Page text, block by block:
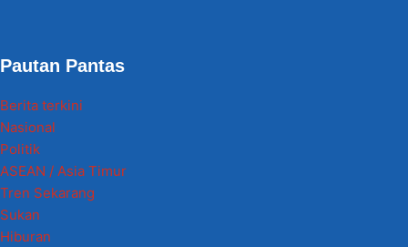
Pautan Pantas
Berita terkini
Nasional
Politik
ASEAN / Asia Timur
Tren Sekarang
Sukan
Hiburan